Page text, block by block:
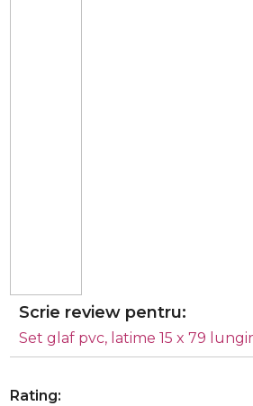
Scrie review pentru:
Set glaf pvc, latime 15 x 79
Rating: